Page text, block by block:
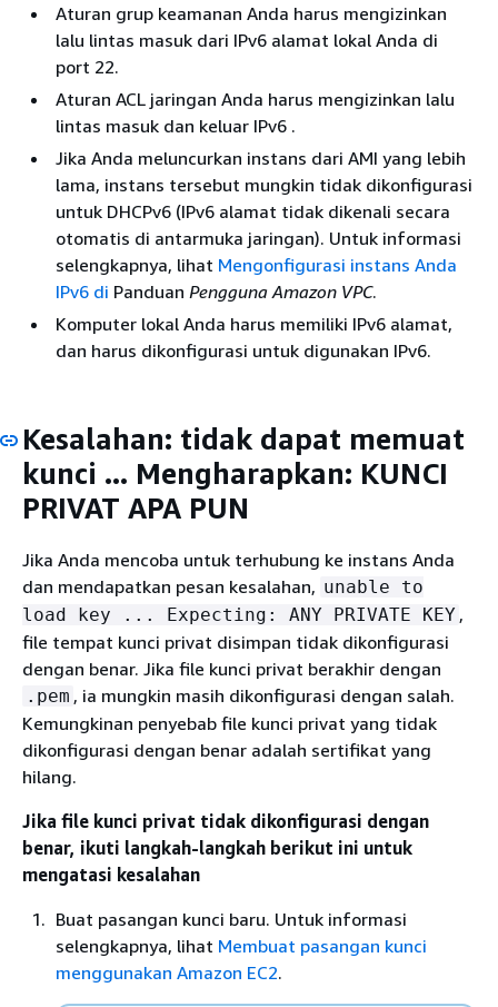
Aturan grup keamanan Anda harus mengizinkan
lalu lintas masuk dari IPv6 alamat lokal Anda di
port 22.
Aturan ACL jaringan Anda harus mengizinkan lalu
lintas masuk dan keluar IPv6 .
Jika Anda meluncurkan instans dari AMI yang lebih
lama, instans tersebut mungkin tidak dikonfigurasi
untuk DHCPv6 (IPv6 alamat tidak dikenali secara
otomatis di antarmuka jaringan). Untuk informasi
selengkapnya, lihat Mengonfigurasi instans Anda
IPv6 di Panduan Pengguna Amazon VPC.
Komputer lokal Anda harus memiliki IPv6 alamat,
dan harus dikonfigurasi untuk digunakan IPv6.
Kesalahan: tidak dapat memuat
kunci ... Mengharapkan: KUNCI
PRIVAT APA PUN
Jika Anda mencoba untuk terhubung ke instans Anda
dan mendapatkan pesan kesalahan, unable to
load key ... Expecting: ANY PRIVATE KEY ,
file tempat kunci privat disimpan tidak dikonfigurasi
dengan benar. Jika file kunci privat berakhir dengan
.pem , ia mungkin masih dikonfigurasi dengan salah.
Kemungkinan penyebab file kunci privat yang tidak
dikonfigurasi dengan benar adalah sertifikat yang
hilang.
Jika file kunci privat tidak dikonfigurasi dengan
benar, ikuti langkah-langkah berikut ini untuk
mengatasi kesalahan
Buat pasangan kunci baru. Untuk informasi
selengkapnya, lihat Membuat pasangan kunci
menggunakan Amazon EC2.